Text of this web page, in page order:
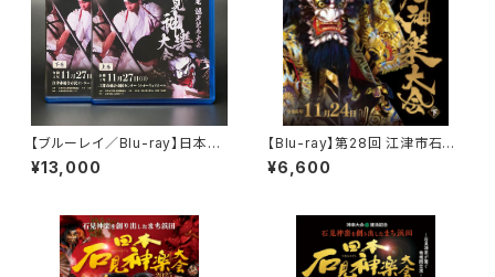
【ブルーレイ／Blu-ray】日本遺
産認定記念大会 江津市石見
神楽大会（2022年）〈上下2巻セ
¥13,000
【Blu-ray】第28回 江津市石見
神楽大会（2024年）〈下巻〉
¥6,600